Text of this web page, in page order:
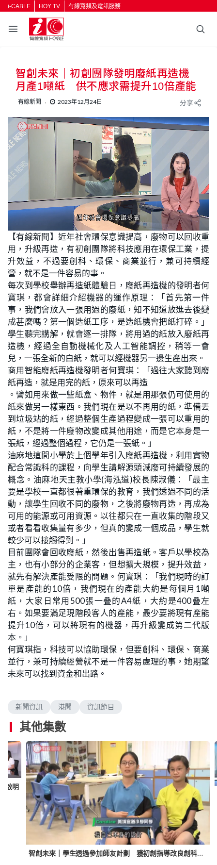
i-CABLE HOY TV 有線寬頻及電訊服務
智創未來｜初創團隊發明廢紙再造機
月產1噸紙 供不應求需提升10倍產能
有線新聞 2023年12月24日 分享
n
m
t
e
o
a
d
e
:
1
.
5
4
%
【有線新聞】近年社會環保意識提高，廢物可以回收重
用，升級再造，有初創團隊將科技應用在環保工業，提
升效益，不過要創科、環保、商業並行，兼可持續經
營，就不是一件容易的事。
每次到學校舉辦再造紙體驗日，廢紙再造機的發明者何
寶琪，都會詳細介紹機器的運作原理：「首先第一件
事，我們會放入一張用過的廢紙，知不知道放進去後變
成甚麼嗎？第一個造紙工序，是造紙機會把紙打碎。」
學生聽完講解，就會逐一排隊，將用過的紙放入廢紙再
造機，經過全自動機械化及人工智能調控，稍等一會
兒，一張全新的白紙，就可以經機器另一邊生產出來。
商用智能廢紙再造機發明者何寶琪：「過往大家聽到廢
紙再造，就是用完的紙，原來可以再造
。譬如用來做一些紙盒、物件，就是用那張仍可使用的
紙來做另一樣東西。我們現在是以不再用的紙，準備丟
到垃圾站的紙，經過整個生產過程變成一張可以重用的
紙，不是將一件廢物改變成其他用途，而是它本身是一
張紙，經過整個過程，它仍是一張紙。」
油麻地這間小學於上個學年引入廢紙再造機，利用實物
配合常識科的課程，向學生講解源頭減廢可持續發展的
概念。油麻地天主教小學(海泓道)校長陳淑儀：「最主
要是學校一直都很著重環保的教育，我們透過不同的活
動，讓學生回收不同的廢物，之後將廢物再造，再成為
可用的能源或可用資源。以往都只在一直收集的階段又
或者看看收集量有多少，但真的變成一個成品，學生就
較少可以接觸得到。」
目前團隊會回收廢紙，然後出售再造紙。客戶以學校為
主，也有小部分的企業客，但想擴大規模，提升效益，
就先有解決產能受限的問題。何寶琪：「我們現時的訂
單是產能的10倍，我們現在的產能大約是每個月1噸
紙，大家日常用500張一叠的A4紙，大約是400叠左
右。如果要滿足現階段客人的產能，最少要將現有產能
提升10倍，可以將現有的機器，再升級變成第二代版
本。」
何寶琪指，科技可以協助環保，但要創科、環保、商業
並行，兼可持續經營就不是一件容易處理的事，她期望
未來可以找到資金和出路。
新聞資訊 港聞 資訊節目
其他集數
啟明
智創未來｜學生透過參加師友計劃 獲初創指導改良創科產品設計